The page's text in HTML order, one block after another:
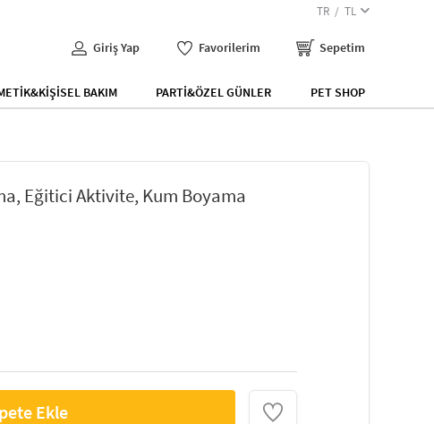
TR TL
Giriş Yap Favorilerim Sepetim
BAKIM PARTİ&ÖZEL GÜNLER PET SHOP
Eğitici Aktivite, Kum Boyama
Ekle